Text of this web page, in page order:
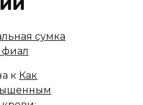
сумка
к Как